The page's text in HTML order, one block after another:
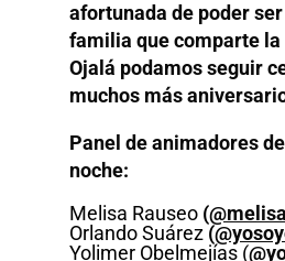
afortunada de poder
familia que comparte
Ojalá podamos seguir
muchos más
Panel de animadores
noche:
Melisa Rauseo (
Orlando Suárez (
Yolimer Obelmejías (